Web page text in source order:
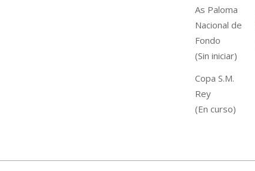
As Paloma
Nacional de
Fondo
(Sin iniciar)
Copa S.M.
Rey
(En curso)